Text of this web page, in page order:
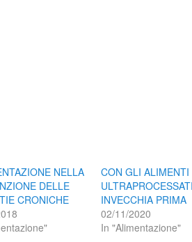
NELLA
DELLE
CRONICHE
CON GLI ALIMENTI
INVECCHIA PRIMA
02/11/2020
In "Alimentazione"